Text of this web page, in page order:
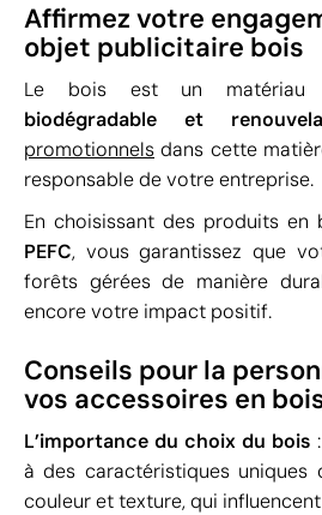
Affirmez votre
objet publicitaire bois
Le bois est un matériau
biodégradable et
promotionnels dans cette
responsable de votre entreprise.
En choisissant des produits en
PEFC, vous garantissez que
forêts gérées de manière
encore votre impact positif.
Conseils pour la
vos accessoires en
L’importance du choix du bois
à des caractéristiques uniques
couleur et texture, qui